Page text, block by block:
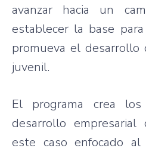
avanzar hacia un
establecer la base
promueva el desarrollo
juvenil.
El programa crea
desarrollo
este caso enfocado